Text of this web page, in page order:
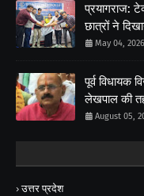
प्रयागराज:
छात्रों ने
May 04, 2026
पूर्व विधायक
लेखपाल की
August 05,
उत्तर प्रदेश